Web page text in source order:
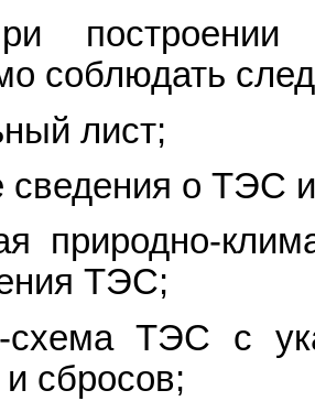
построении
соблюдать
лист;
о ТЭС
природно-
ТЭС;
схема ТЭС с
сбросов;